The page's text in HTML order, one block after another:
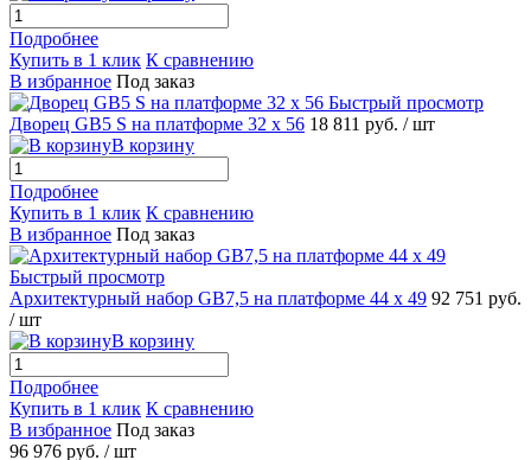
Подробнее
Купить в 1 клик К сравнению
В избранное Под заказ
Быстрый просмотр
Дворец GB5 S на платформе 32 х 56 18 811 руб. / шт
В корзину
Подробнее
Купить в 1 клик К сравнению
В избранное Под заказ
Быстрый просмотр
Архитектурный набор GB7,5 на платформе 44 х 49 92 751 руб.
/ шт
В корзину
Подробнее
Купить в 1 клик К сравнению
В избранное Под заказ
96 976 руб. / шт